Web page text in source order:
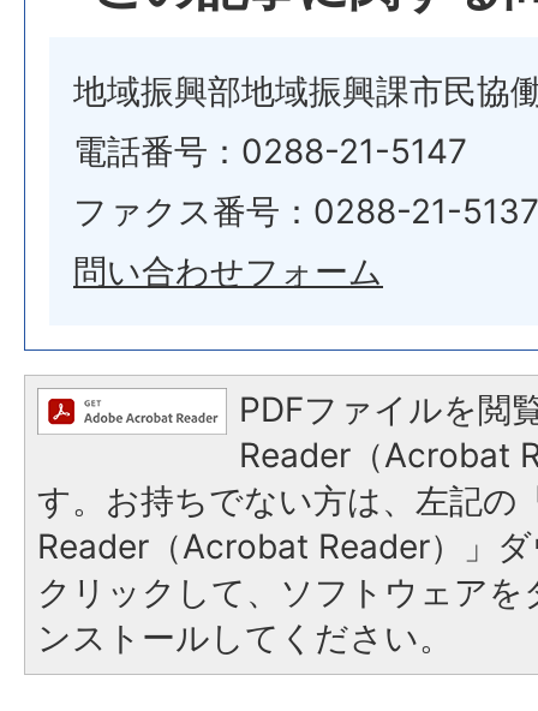
地域振興部地域振興課市民協
電話番号：0288-21-5147
ファクス番号：0288-21-5137
問い合わせフォーム
PDFファイルを閲
Reader（Acrobat
す。お持ちでない方は、左記の
Reader（Acrobat Reader）」
クリックして、ソフトウェア
ンストールしてください。